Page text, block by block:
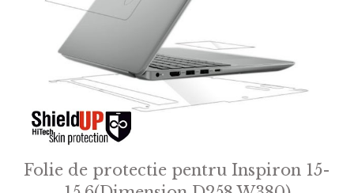
Folie de protectie pentru Inspiron 15-